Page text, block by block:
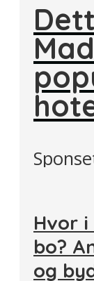
Hvor
bo?
og